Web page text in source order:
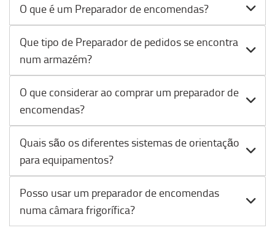
O que é um Preparador de encomendas?
Que tipo de Preparador de pedidos se encontra
num armazém?
O que considerar ao comprar um preparador de
encomendas?
Quais são os diferentes sistemas de orientação
para equipamentos?
Posso usar um preparador de encomendas
numa câmara frigorífica?